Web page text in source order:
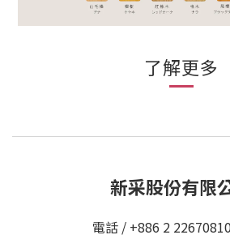
了解更多
新采股份有限
電話 / +886 2